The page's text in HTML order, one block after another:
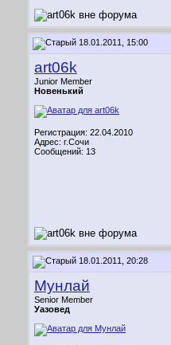
18.01.2011, 15:00
art06k
Junior Member
Новенький
Регистрация: 22.04.2010
Адрес: г.Сочи
Сообщений: 13
18.01.2011, 20:28
Мунлай
Senior Member
Уазовед